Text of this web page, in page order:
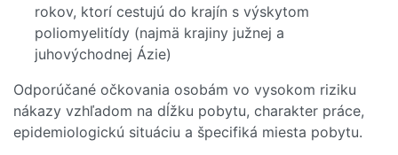
rokov, ktorí cestujú do krajín s výskytom
poliomyelitídy (najmä krajiny južnej a
juhovýchodnej Ázie)
Odporúčané očkovania osobám vo vysokom riziku
nákazy vzhľadom na dĺžku pobytu, charakter práce,
epidemiologickú situáciu a špecifiká miesta pobytu.